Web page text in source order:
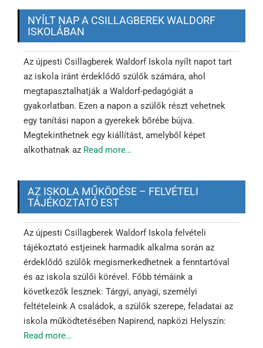
NYÍLT NAP A CSILLAGBEREK WALDORF
ISKOLÁBAN
Az újpesti Csillagberek Waldorf Iskola nyílt napot tart
az iskola iránt érdeklődő szülők számára, ahol
megtapasztalhatják a Waldorf-pedagógiát a
gyakorlatban. Ezen a napon a szülők részt vehetnek
egy tanítási napon a gyerekek bőrébe bújva.
Megtekinthetnek egy kiállítást, amelyből képet
alkothatnak az Read more…
AZ ISKOLA MŰKÖDÉSE – FELVÉTELI
TÁJÉKOZTATÓ EST
Az újpesti Csillagberek Waldorf Iskola felvételi
tájékoztató estjeinek harmadik alkalma során az
érdeklődő szülők megismerkedhetnek a fenntartóval
és az iskola szülői körével. Főbb témáink a
következők lesznek: Tárgyi, anyagi, személyi
feltételeink A családok, a szülők szerepe, feladatai az
iskola működtetésében Napirend, napközi Helyszín:
Read more…